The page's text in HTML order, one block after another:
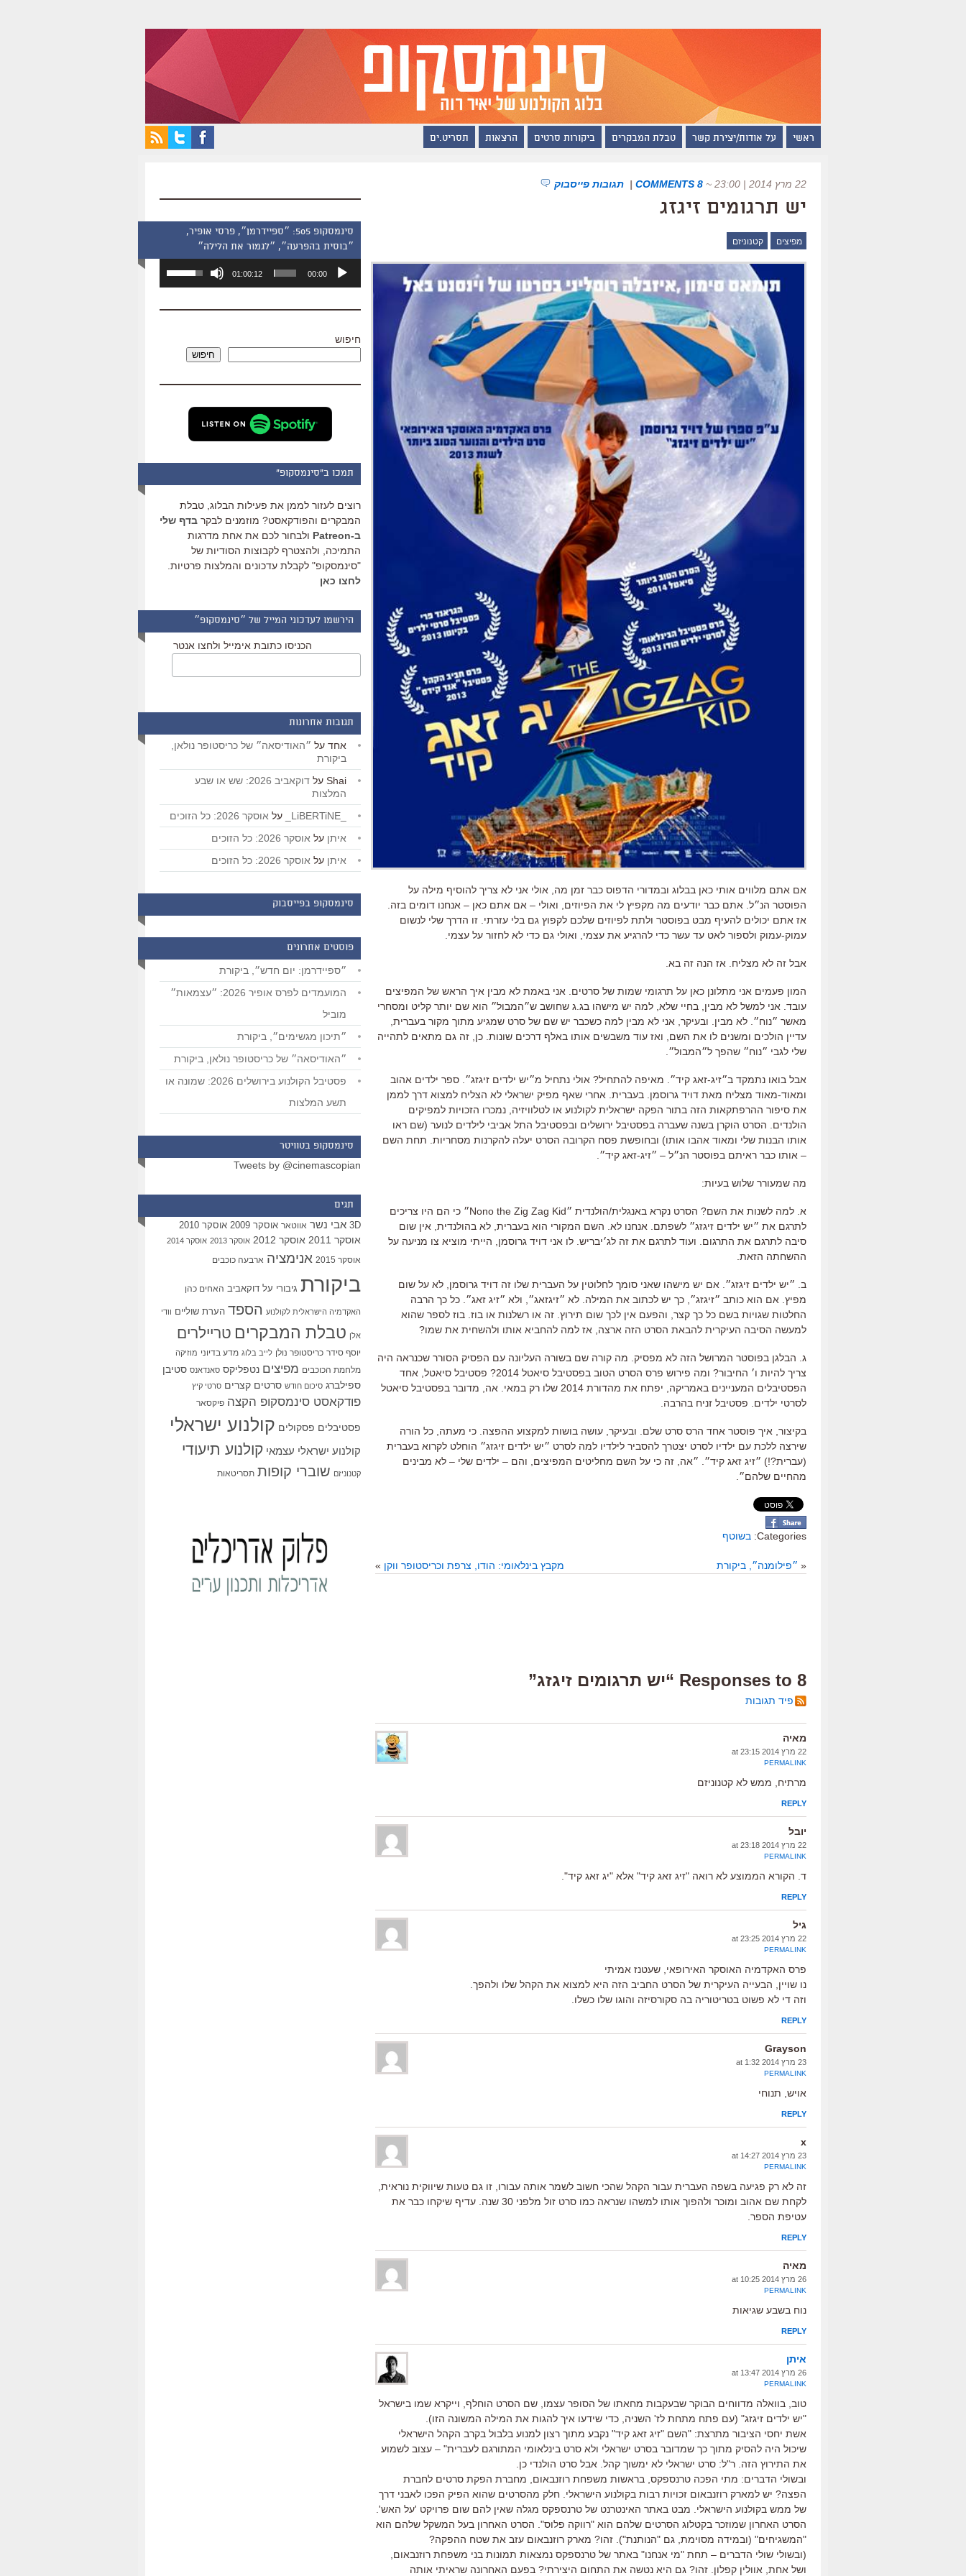
ראשי על אודות/יצירת קשר טבלת המבקרים ביקורות סרטים הרצאות תסריט.ים
22 מרץ 2014 | 23:00 ~
8 COMMENTS
| תגובות פייסבוק
יש תרגומים זיגזג
מפיצים קטנוניזם
אם אתם מלווים אותי כאן בבלוג ובמדורי הדפוס כבר זמן מה, אולי אני לא צריך להוסיף מילה על
הפוסטר הנ״ל. אתם כבר יודעים מה מקפיץ לי את הפיוזים, ואולי – אם אתם כאן – אנחנו דומים בזה.
אז אתם יכולים להעיף מבט בפוסטר ולתת לפיוזים שלכם לקפוץ גם בלי עזרתי. זו הדרך שלי לנשום
עמוק-עמוק ולספור לאט עד עשר כדי להרגיע את עצמי, ואולי גם כדי לא לחזור על עצמי.
אבל זה לא מצליח. אז הנה זה בא.
המון פעמים אני מתלונן כאן על תרגומי שמות של סרטים. אני באמת לא מבין איך הראש של המפיצים
עובד. אני למשל לא מבין, בחיי שלא, למה יש מישהו בג.ג שחושב ש״המבול״ הוא שם יותר קליט ומסחרי
מאשר ״נוח״. לא מבין. ובעיקר, אני לא מבין למה כשכבר יש שם של סרט שמגיע מתוך מקור בעברית,
עדיין הולכים ומשנים לו את השם, ואז עוד משבשים אותו באלף דרכים שונות. כן, זה גם מתאים לתהייה
שלי לגבי ״נוח״ שהפך ל״המבול״.
אבל בואו נתמקד ב״זיג-זאג קיד״. מאיפה להתחיל? אולי נתחיל מ״יש ילדים זיגזג״. ספר ילדים אהוב
ומאוד-מאוד מצליח מאת דויד גרוסמן. בעברית. אחרי שאף מפיק ישראלי לא הצליח למצוא דרך לממן
את סיפור ההרפתקאות הזה בתור הפקה ישראלית לקולנוע או לטלוויזיה, נמכרו הזכויות למפיקים
הולנדים. הסרט הוקרן בשנה שעברה בפסטיבל ירושלים ובפסטיבל התל אביבי לילדים לנוער (שם ראו
אותו הבנות שלי ומאוד אהבו אותו) ובחופשת פסח הקרובה הסרט יעלה להקרנות מסחריות. תחת השם
– אותו כבר ראיתם בפוסטר הנ״ל – ״זיג-זאג קיד״.
מה שמעורר שלוש בעיות:
א. למה לשנות את השם? הסרט נקרא באנגלית/הולנדית ״Nono the Zig Zag Kid״ כי הם היו צריכים
לתרגם את ״יש ילדים זיגזג״ לשפתם. אנחנו לא. השם המקורי הוא בעברית, לא בהולנדית, אין שום
סיבה לתרגם את התרגום. ועוד לתרגם את זה לג׳יבריש. לו אני דויד גרוסמן, הייתי מוציא צו מניעה על
ההשחתה הזאת.
ב. ״יש ילדים זיגזג״. אם יש מישהו שאני סומך לחלוטין על העברית שלו זה דויד גרוסמן, לא על שום
מפיץ. אם הוא כותב ״זיגזג״, כך יש לכתוב את המילה. לא ״זיגזאג״, ולא ״זיג זאג״. כל כך הרבה
החלטות שגויות בשם כל כך קצר, והפעם אין לכך שום תירוץ. זה או רשלנות או בוז. בוז לספר שהוא
למעשה הסיבה העיקרית להבאת הסרט הזה ארצה, אז למה להחביא אותו ולהשחית את שמו?
ג. הבלגן בפוסטר המרושל הזה לא מפסיק. מה קורה שם בשורה העליונה עם הפסיק הסורר שכנראה היה
צריך להיות ו׳ החיבור? ומה פירוש פרס הסרט הטוב בפסטיבל סיאטל 2014? פסטיבל סיאטל, אחד
הפסטיבלים המעניינים באמריקה, יפתח את מהדורת 2014 שלו רק במאי. אה, מדובר בפסטיבל סיאטל
לסרטי ילדים. פסטיבל זניח בהרבה.
בקיצור, איך פוסטר אחד הרס סרט שלם. ובעיקר, עושה בושות למקצוע ההפצה. כי מעתה, כל הורה
שירצה ללכת עם ילדיו לסרט יצטרך להסביר לילדיו למה לסרט ״יש ילדים זיגזג״ הוחלט לקרוא בעברית
(עברית?!) ״זיג זאג קיד״. ״אה, זה כי על השם מחליטים המפיצים, והם – ילדים שלי – לא מבינים
מהחיים שלהם״.
Categories: בשוטף
« ״פילומנה״, ביקורת מקבץ בינלאומי: הודו, צרפת וכריסטופר ווקן »
8 Responses to “יש תרגומים זיגזג”
פיד תגובות
מאיה
22 מרץ 2014 at 23:15
PERMALINK
מרתיח, ממש לא קטנוניזם
REPLY
יובל
22 מרץ 2014 at 23:18
PERMALINK
ד. הקורא הממוצע לא רואה "זיג זאג קיד" אלא "יג זאג קיד".
REPLY
גיל
22 מרץ 2014 at 23:25
PERMALINK
פרס האקדמיה האוסקר האירופאי, שעטנז אמיתי
נו שויין, הבעייה העיקרית של הסרט החביב הזה היא למצוא את הקהל שלו ולהפך.
וזה די לא פשוט בטריטוריה בה סקורסיזה והוגו שלו כשלו.
REPLY
Grayson
23 מרץ 2014 at 1:32
PERMALINK
אויש, תנוחי
REPLY
x
23 מרץ 2014 at 14:27
PERMALINK
זה לא רק פגיעה בשפה העברית עבור הקהל שהכי חשוב לשמר אותה עבורו, זו גם טעות שיווקית נוראית,
לקחת שם אהוב ומוכר ולהפוך אותו למשהו שנראה כמו סרט זול מלפני 30 שנה. עדיף שיקחו כבר את
עטיפת הספר.
REPLY
מאיה
26 מרץ 2014 at 10:25
PERMALINK
נוח בשבע שגיאות
REPLY
איתן
26 מרץ 2014 at 13:47
PERMALINK
טוב, בוואלה מדווחים הבוקר שבעקבות מחאתו של הסופר עצמו, שם הסרט הוחלף, וייקרא שמו בישראל
"יש ילדים זיגזג" (עם פתח מתחת לז' השניה, כדי שידעו איך להגות את המילה המשונה הזו).
אשת יחסי הציבור מתרצת: "השם "זיג זאג קיד" נקבע מתוך רצון למנוע בלבול בקרב הקהל הישראלי
שיכול היה להסיק מתוך כך שמדובר בסרט ישראלי ולא סרט בינלאומי המתורגם לעברית" – עצוב לשמוע
את התירוץ הזה. ר"ל: סרט ישראלי לא ימשוך קהל. אבל סרט הולנדי כן.
ובשולי הדברים: מתי הפכה טרנספקס, בראשות משפחת רוזנבאום, מחברת הפקת סרטים לחברת
הפצה? יש למארק רוזנבאום זכויות רבות בקולנוע הישראלי. חלק מהסרטים שהוא הפיק הפכו לאבני דרך
של ממש בקולנוע הישראלי. מבט באתר האינטרנט של טרנספקס מגלה שאין להם שום פרויקט 'על האש'.
הסרט האחרון שמוזכר בקטלוג הסרטים שלהם הוא "רווקה פלוס". הסרט האחרון בעל המשקל שלהם הוא
"המשגיחים" (ובמידה מסוימת, גם "הנותנת"). זהו? מארק רוזנבאום עזב את שטח ההפקה?
(ובשולי שולי הדברים – תחת "מי אנחנו" באתר של טרנספקס נמצאות תמונות בני משפחת רוזנבאום,
ושל אחת, אוולין קפלון. זהו? גם היא נטשה את התחום היצירתי? בפעם האחרונה שראיתי אותה
סינמסקופ 505: ״ספיידרמן״, פרסי אופיר,
״בוסית בהפרעה״, ״לגמור את הלילה״
אודיו
00:00
01:00:12
השתמש
כדי
שמע.
חיפוש
חיפוש
תמכו ב"סינמסקופ"
רוצים לעזור לממן את פעילות הבלוג, טבלת
המבקרים והפודקאסט? מוזמנים לבקר בדף שלי
ב-Patreon
ולבחור לכם את אחת מדרגות
התמיכה, ולהצטרף לקבוצות הסודיות של
"סינמסקופ" לקבלת עדכונים והמלצות פרטיות.
לחצו כאן
הירשמו לעדכוני המייל של ״סינמסקופ״
הכניסו כתובת אימייל ולחצו אנטר
תגובות אחרונות
אחד על ״האודיסאה״ של כריסטופר נולאן,
ביקורת
Shai על
דוקאביב 2026: שש או שבע
המלצות
על אוסקר 2026: כל הזוכים
איתן על אוסקר 2026: כל הזוכים
איתן על אוסקר 2026: כל הזוכים
סינמסקופ בפייסבוק
פוסטים אחרונים
״ספיידרמן: יום חדש״, ביקורת
המועמדים לפרס אופיר 2026: ״עצמאות״
מוביל
״תיכון מגשימים״, ביקורת
״האודיסאה״ של כריסטופר נולאן, ביקורת
פסטיבל הקולנוע בירושלים 2026: שמונה או
תשע המלצות
סינמסקופ בטוויטר
Tweets by @cinemascopian
תגים
3D אבי נשר אווטאר אוסקר 2009 אוסקר 2010
אוסקר 2011 אוסקר 2012 אוסקר 2013 אוסקר 2014
אוסקר 2015 אנימציה ארבעה כוכבים
ביקורת גיבורי על דוקאביב האחים כהן
האקדמיה הישראלית לקולנוע הספד הערת שוליים וודי
אלן טבלת המבקרים טריילרים
יוסף סידר כריסטופר נולן לייב בלוג מדע בדיוני מוזיקה
מלחמת הכוכבים מפיצים נטפליקס סאנדאנס סטיבן
ספילברג סיכום חודש סרטים קצרים סרטי קיץ
פודקאסט סינמסקופ הקצה פיקסאר
פסטיבלים פסקולים קולנוע ישראלי
קולנוע ישראלי עצמאי קולנוע תיעודי
קטנוניזם שוברי קופות תסריטאות